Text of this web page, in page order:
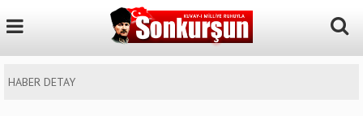
HABER DETAY